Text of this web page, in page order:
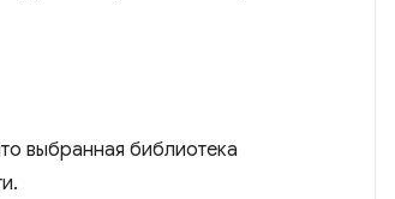
выбранная библиотека